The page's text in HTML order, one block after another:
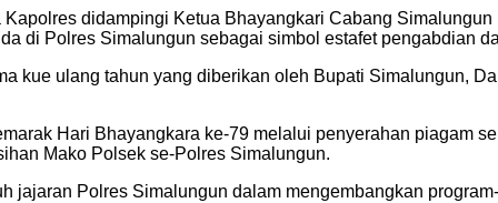
didampingi Ketua Bhayangkari Cabang
di Polres Simalungun sebagai simbol estafet pengabdian
kue ulang tahun yang diberikan oleh Bupati Simalungun,
Hari Bhayangkara ke-79 melalui penyerahan piagam
Mako Polsek se-Polres Simalungun.
jajaran Polres Simalungun dalam mengembangkan